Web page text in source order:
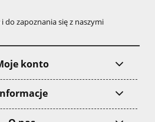
do zapoznania się z naszymi
konto